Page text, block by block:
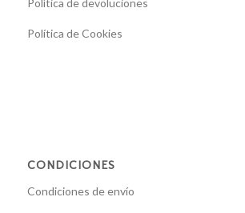
Política de devoluciones
Política de Cookies
CONDICIONES
Condiciones de envío